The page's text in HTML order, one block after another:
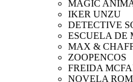
MAGIC
IKER UNZU
DETECTIVE
ESCUELA DE
MAX &
ZOOPENCOS
FREIDA
NOVELA